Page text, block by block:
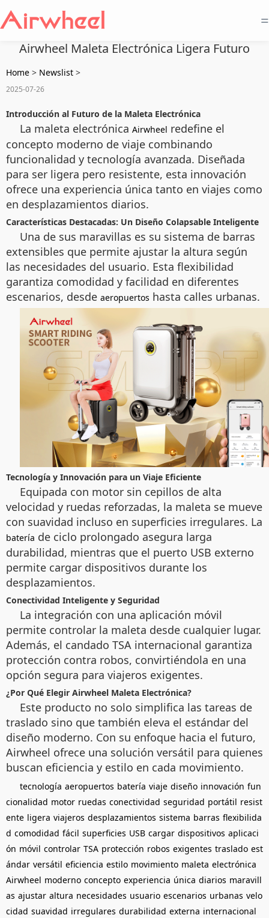
=
Airwheel Maleta Electrónica Ligera Futuro
Home > Newslist >
2025-07-26
Introducción al Futuro de la Maleta Electrónica
La maleta electrónica Airwheel redefine el
concepto moderno de viaje combinando
funcionalidad y tecnología avanzada. Diseñada
para ser ligera pero resistente, esta innovación
ofrece una experiencia única tanto en viajes como
en desplazamientos diarios.
Características Destacadas: Un Diseño Colapsable Inteligente
Una de sus maravillas es su sistema de barras
extensibles que permite ajustar la altura según
las necesidades del usuario. Esta flexibilidad
garantiza comodidad y facilidad en diferentes
escenarios, desde aeropuertos hasta calles urbanas.
Tecnología y Innovación para un Viaje Eficiente
Equipada con motor sin cepillos de alta
velocidad y ruedas reforzadas, la maleta se mueve
con suavidad incluso en superficies irregulares. La
batería de ciclo prolongado asegura larga
durabilidad, mientras que el puerto USB externo
permite cargar dispositivos durante los
desplazamientos.
Conectividad Inteligente y Seguridad
La integración con una aplicación móvil
permite controlar la maleta desde cualquier lugar.
Además, el candado TSA internacional garantiza
protección contra robos, convirtiéndola en una
opción segura para viajeros exigentes.
¿Por Qué Elegir Airwheel Maleta Electrónica?
Este producto no solo simplifica las tareas de
traslado sino que también eleva el estándar del
diseño moderno. Con su enfoque hacia el futuro,
Airwheel ofrece una solución versátil para quienes
buscan eficiencia y estilo en cada movimiento.
tecnología aeropuertos batería viaje diseño innovación fun
cionalidad motor ruedas conectividad seguridad portátil resist
ente ligera viajeros desplazamientos sistema barras flexibilida
d comodidad fácil superficies USB cargar dispositivos aplicaci
ón móvil controlar TSA protección robos exigentes traslado est
ándar versátil eficiencia estilo movimiento maleta electrónica
Airwheel moderno concepto experiencia única diarios maravill
as ajustar altura necesidades usuario escenarios urbanas velo
cidad suavidad irregulares durabilidad externa internacional